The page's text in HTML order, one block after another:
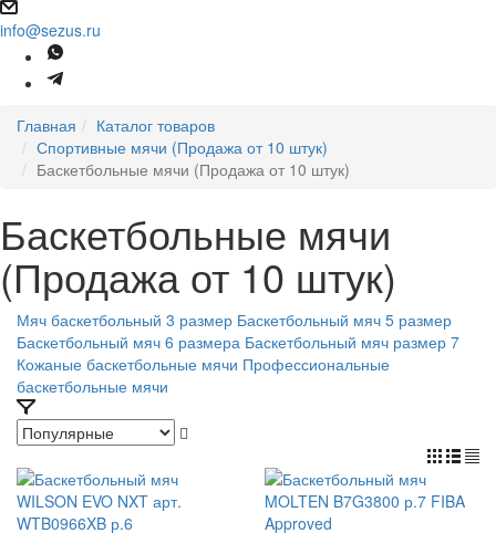
info@sezus.ru
Главная
Каталог товаров
Спортивные мячи (Продажа от 10 штук)
Баскетбольные мячи (Продажа от 10 штук)
Баскетбольные мячи
(Продажа от 10 штук)
Мяч баскетбольный 3 размер Баскетбольный мяч 5 размер
Баскетбольный мяч 6 размера Баскетбольный мяч размер 7
Кожаные баскетбольные мячи Профессиональные
баскетбольные мячи